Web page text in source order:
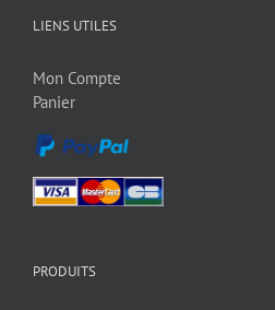
LIENS UTILES
Mon Compte
Panier
PRODUITS